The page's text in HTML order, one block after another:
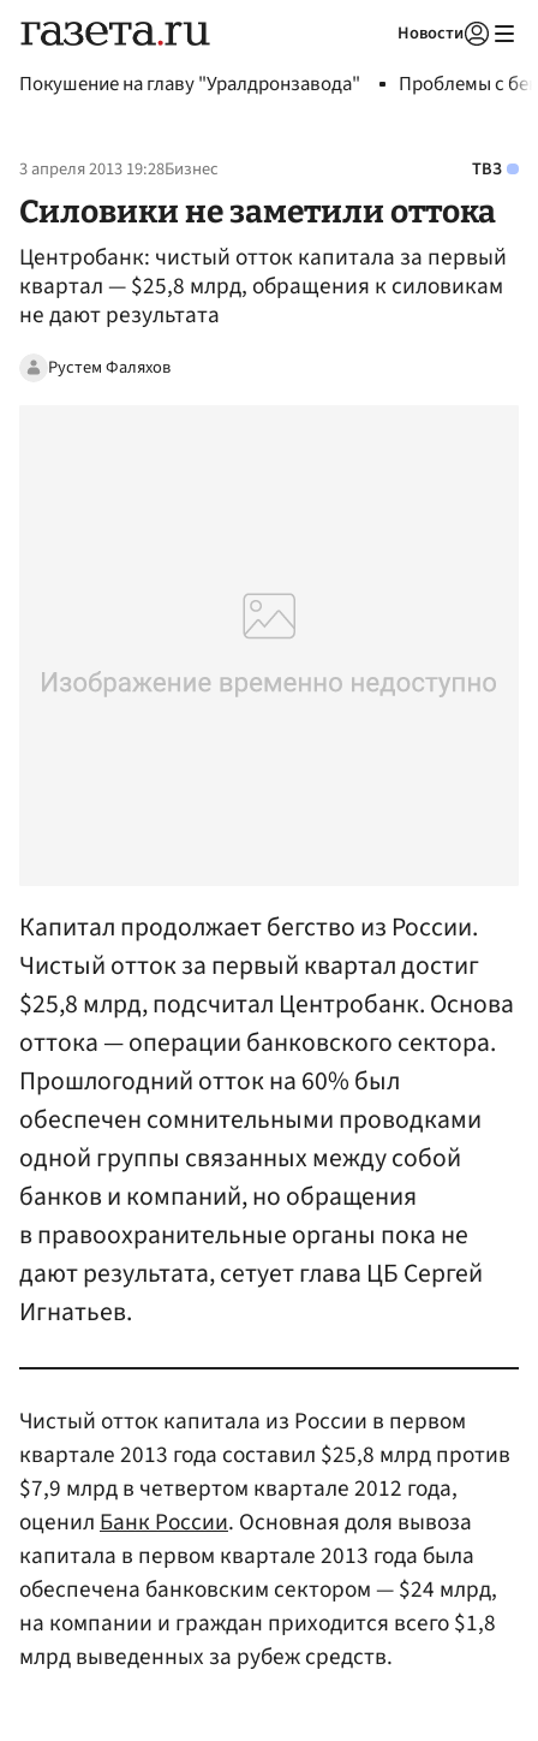
Новости
Покушение на главу "Уралдронзавода" Проблемы с
3 апреля 2013 19:28Бизнес ТВЗ
Силовики не заметили оттока
Центробанк: чистый отток капитала за первый
квартал — $25,8 млрд, обращения к силовикам
не дают результата
Рустем Фаляхов
Капитал продолжает бегство из России.
Чистый отток за первый квартал достиг
$25,8 млрд, подсчитал Центробанк. Основа
оттока — операции банковского сектора.
Прошлогодний отток на 60% был
обеспечен сомнительными проводками
одной группы связанных между собой
банков и компаний, но обращения
в правоохранительные органы пока не
дают результата, сетует глава ЦБ Сергей
Игнатьев.
Чистый отток капитала из России в первом
квартале 2013 года составил $25,8 млрд против
$7,9 млрд в четвертом квартале 2012 года,
оценил Банк России. Основная доля вывоза
капитала в первом квартале 2013 года была
обеспечена банковским сектором — $24 млрд,
на компании и граждан приходится всего $1,8
млрд выведенных за рубеж средств.